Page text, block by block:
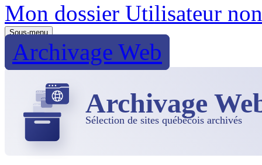
Mon dossier Utilisateur
Sous-menu
Archivage Web
Archivage
Sélection de sites québécois archivés